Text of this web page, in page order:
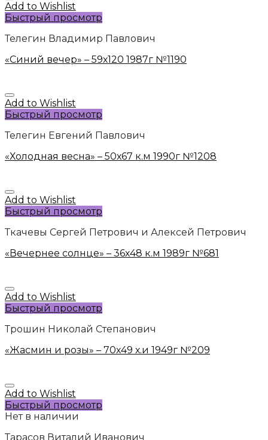
Add to Wishlist
Быстрый просмотр
Телегин Владимир Павлович
«Синий вечер» – 59х120 1987г №1190
Add to Wishlist
Быстрый просмотр
Телегин Евгений Павлович
«Холодная весна» – 50х67 к.м 1990г №1208
Add to Wishlist
Быстрый просмотр
Ткачевы Сергей Петрович и Алексей Петрович
«Вечернее солнце» – 36х48 к.м 1989г №681
Add to Wishlist
Быстрый просмотр
Трошин Николай Степанович
«Жасмин и розы» – 70х49 х.и 1949г №209
Add to Wishlist
Быстрый просмотр
Нет в наличии
Тарасов Виталий Иванович